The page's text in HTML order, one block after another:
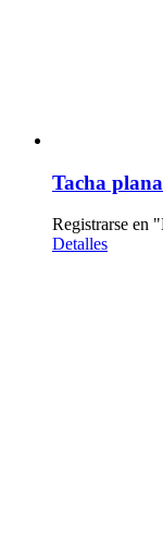
Tacha
Registrarse en
Detalles